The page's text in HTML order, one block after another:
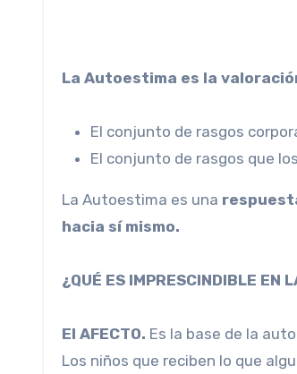
La Autoestima es la
El conjunto de rasgos
El conjunto de rasgos que
La Autoestima es una
hacia sí mismo.
¿QUÉ ES IMPRESCINDIBLE EN
El AFECTO. Es la base de la
Los niños que reciben lo que